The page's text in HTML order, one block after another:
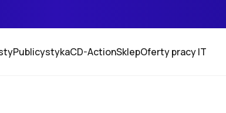
PublicystykaCD-ActionSklepOferty pracy IT